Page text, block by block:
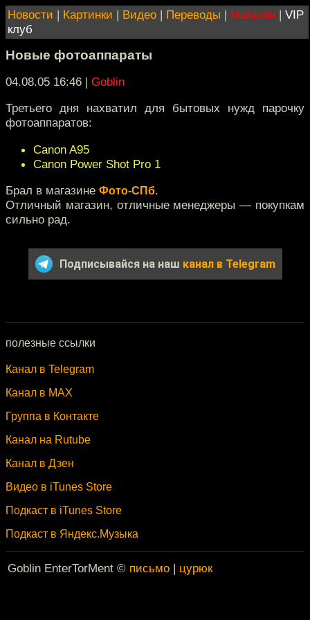
Новости | Картинки | Видео | Переводы | Магазин | VIP
клуб
Новые фотоаппараты
04.08.05 16:46 | Goblin
Третьего дня нахватил для бытовых нужд парочку
фотоаппаратов:
Canon A95
Canon Power Shot Pro 1
Брал в магазине Фото-СПб.
Отличный магазин, отличные менеджеры — покупкам
сильно рад.
Подписывайся на наш канал в Telegram
полезные ссылки
Канал в Telegram
Канал в MAX
Группа в Контакте
Канал на Rutube
Канал в Дзен
Видео в iTunes Store
Подкаст в iTunes Store
Подкаст в Яндекс.Музыка
Goblin EnterTorMent © письмо | цурюк